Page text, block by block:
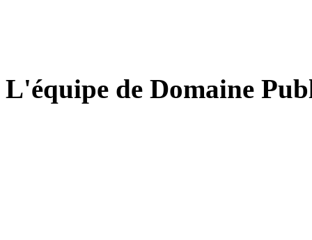
L'équipe de Domaine